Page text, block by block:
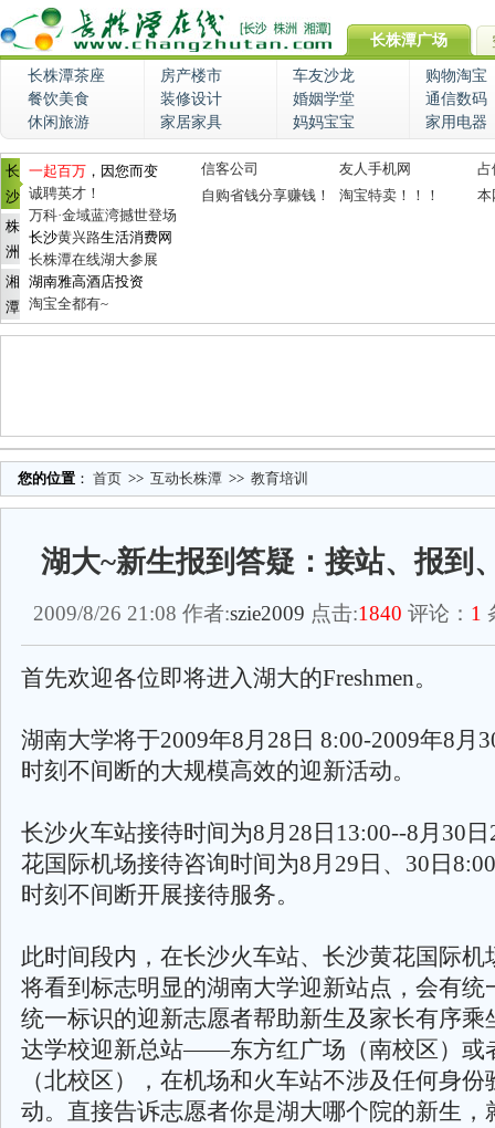
长株潭广场
长株潭茶座 房产楼市 车友沙龙
购物淘宝
餐饮美食
装修设计 婚姻学堂
通信数码
休闲旅游
家居家具 妈妈宝宝 家用电器
长
沙
株
洲
湘
潭
一起百万 ，因您而变
诚聘英才！
万科·金域蓝湾撼世登场
长沙黄兴路生活消费网
长株潭在线湖大参展
湖南雅高酒店投资
淘宝全都有~
信客公司 友人手机网
占
自购省钱分享赚钱！
淘宝特卖！！！ 本
您的位置 ： 首页 >> 互动长株潭 >> 教育培训
湖大~新生报到答疑：接站、报
2009/8/26 21:08 作者:szie2009 点击:1840 评论： 1
首先欢迎各位即将进入湖大的Freshmen。
湖南大学将于2009年8月28日 8:00-2009年8月
时刻不间断的大规模高效的迎新活动。
长沙火车站接待时间为8月28日13:00--8月30
花国际机场接待咨询时间为8月29日、30日
时刻不间断开展接待服务。
此时间段内，在长沙火车站、长沙黄花国际机
将看到标志明显的湖南大学迎新站点，会有统
统一标识的迎新志愿者帮助新生及家长有序乘
达学校迎新总站——东方红广场（南校区）或
（北校区），在机场和火车站不涉及任何身
动。直接告诉志愿者你是湖大哪个院的新生，